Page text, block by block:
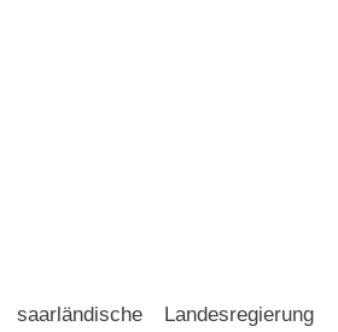
Landesregierung